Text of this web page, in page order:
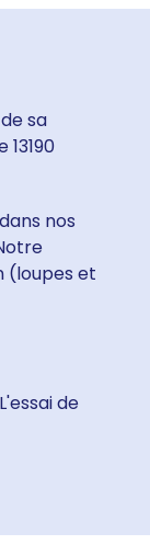
sa
nos
(loupes et
de